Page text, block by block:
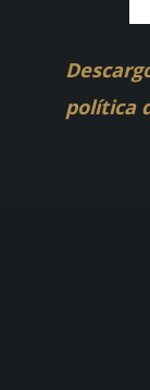
política